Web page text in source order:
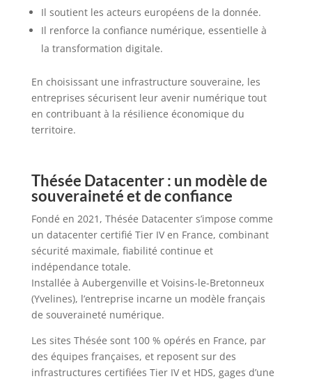
Il soutient les acteurs européens de la donnée.
Il renforce la confiance numérique, essentielle à
la transformation digitale.
En choisissant une infrastructure souveraine, les
entreprises sécurisent leur avenir numérique tout
en contribuant à la résilience économique du
territoire.
Thésée Datacenter : un modèle de
souveraineté et de confiance
Fondé en 2021, Thésée Datacenter s’impose comme
un datacenter certifié Tier IV en France, combinant
sécurité maximale, fiabilité continue et
indépendance totale.
Installée à Aubergenville et Voisins-le-Bretonneux
(Yvelines), l’entreprise incarne un modèle français
de souveraineté numérique.
Les sites Thésée sont 100 % opérés en France, par
des équipes françaises, et reposent sur des
infrastructures certifiées Tier IV et HDS, gages d’une